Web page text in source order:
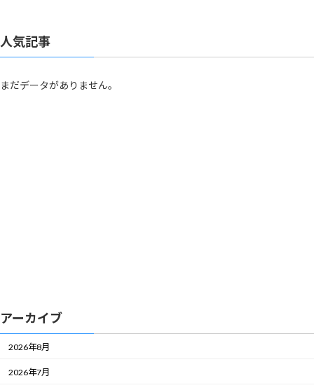
人気記事
まだデータがありません。
アーカイブ
2026年8月
2026年7月